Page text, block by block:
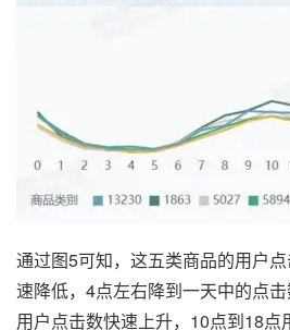
通过图5可知，这五类商品的用户
速降低，4点左右降到一天中的点
用户点击数快速上升，10点到18点